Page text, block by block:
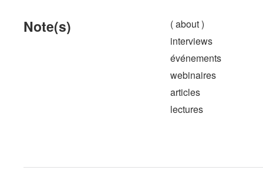
Note(s)
( about )
interviews
événements
webinaires
articles
lectures